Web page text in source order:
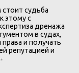
судьба
этому с
дренажа
в судах,
и получать
репутацией и